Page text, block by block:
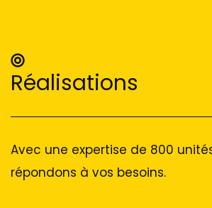
Réalisations
Avec une expertise de 800
répondons à vos besoins.